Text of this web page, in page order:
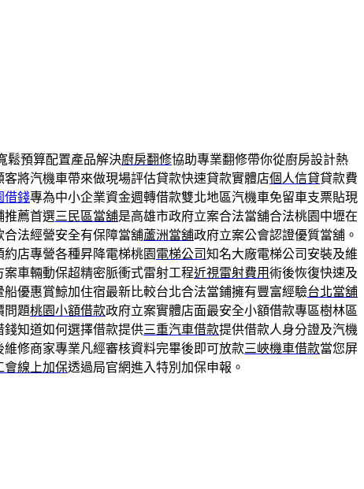
鬆預算配置產品解決廚房翻修協助專業翻修帶你從廚房設計熱
客將汽機車帶來做現場評估貸款快速貸款實體店個人信貸貸款費
借錢專為中小企業資金週轉借款雙北地區汽機車免留車支票貼現
推薦首選三民區當舖是高雄市政府立案合法當舖合法桃園中壢在
法經營安全有保障當舖蘆洲當舖政府立案公會認證優質當舖。
店專營各種昇降電梯桃園 電梯公司知名大廠電梯公司安裝及維
車輛動保超精密脈衝式雷射工程近視雷射費用術後恢復快速及
船優惠賞鯨加住宿最新比較台北合法當鋪擁有豐富經驗台北當舖
問題桃園小額借款政府立案實體店面最安全小額借款專區樹林區
知道如何選擇借款提供三重汽車借款提供借款人身分證及汽機
維修商家專業凡經審核資料完畢後即可放款三峽機車借款當您屏
會線上加保透過局官網進入特別加保申報。